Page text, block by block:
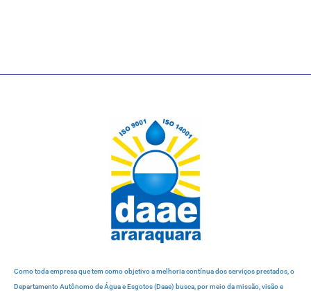
Como toda empresa que tem como objetivo a melhoria contínua dos serviços prestados, o
Departamento Autônomo de Água e Esgotos (Daae) busca, por meio da missão, visão e